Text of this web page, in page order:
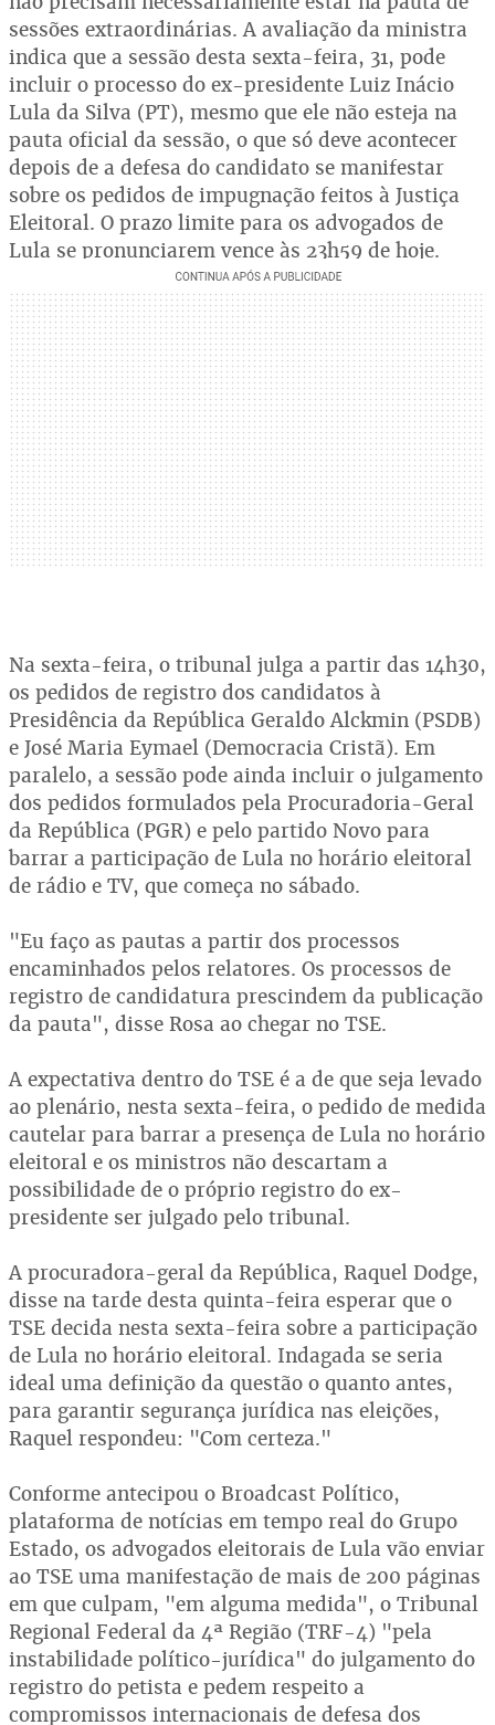
sessões extraordinárias. A avaliação da ministra
indica que a sessão desta sexta-feira, 31, pode
incluir o processo do ex-presidente Luiz Inácio
Lula da Silva (PT), mesmo que ele não esteja na
pauta oficial da sessão, o que só deve acontecer
depois de a defesa do candidato se manifestar
sobre os pedidos de impugnação feitos à Justiça
Eleitoral. O prazo limite para os advogados de
Lula se pronunciarem vence às 23h59 de hoje.
Na sexta-feira, o tribunal julga a partir das 14h30,
os pedidos de registro dos candidatos à
Presidência da República Geraldo Alckmin (PSDB)
e José Maria Eymael (Democracia Cristã). Em
paralelo, a sessão pode ainda incluir o julgamento
dos pedidos formulados pela Procuradoria-Geral
da República (PGR) e pelo partido Novo para
barrar a participação de Lula no horário eleitoral
de rádio e TV, que começa no sábado.
"Eu faço as pautas a partir dos processos
encaminhados pelos relatores. Os processos de
registro de candidatura prescindem da publicação
da pauta", disse Rosa ao chegar no TSE.
A expectativa dentro do TSE é a de que seja levado
ao plenário, nesta sexta-feira, o pedido de medida
cautelar para barrar a presença de Lula no horário
eleitoral e os ministros não descartam a
possibilidade de o próprio registro do ex-
presidente ser julgado pelo tribunal.
A procuradora-geral da República, Raquel Dodge,
disse na tarde desta quinta-feira esperar que o
TSE decida nesta sexta-feira sobre a participação
de Lula no horário eleitoral. Indagada se seria
ideal uma definição da questão o quanto antes,
para garantir segurança jurídica nas eleições,
Raquel respondeu: "Com certeza."
Conforme antecipou o Broadcast Político,
plataforma de notícias em tempo real do Grupo
Estado, os advogados eleitorais de Lula vão enviar
ao TSE uma manifestação de mais de 200 páginas
em que culpam, "em alguma medida", o Tribunal
Regional Federal da 4ª Região (TRF-4) "pela
instabilidade político-jurídica" do julgamento do
registro do petista e pedem respeito a
compromissos internacionais de defesa dos